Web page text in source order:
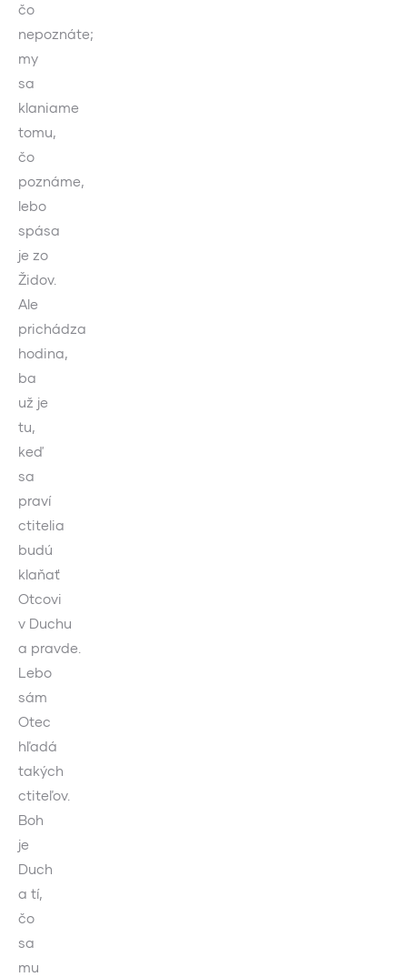
čo
nepoznáte;
my
sa
klaniame
tomu,
čo
poznáme,
lebo
spása
je zo
Židov.
Ale
prichádza
hodina,
ba
už je
tu,
keď
sa
praví
ctitelia
budú
klaňať
Otcovi
v Duchu
a pravde.
Lebo
sám
Otec
hľadá
takých
ctiteľov.
Boh
je
Duch
a tí,
čo
sa
mu